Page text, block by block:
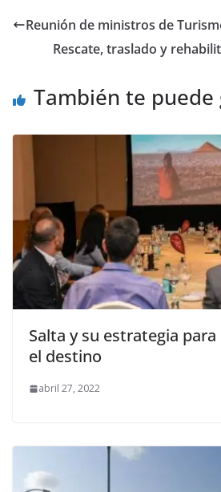
Reunión de ministros de
Rescate, traslado y
También te puede
Salta y su estrategia
el destino
abril 27, 2022